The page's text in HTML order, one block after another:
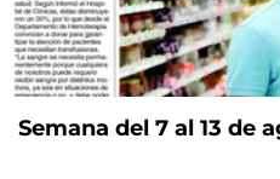
Semana del 7 al 13 de